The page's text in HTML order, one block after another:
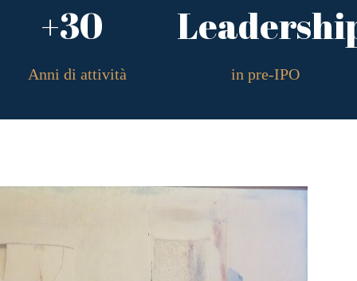
+30
in pre-IPO
Anni di attività